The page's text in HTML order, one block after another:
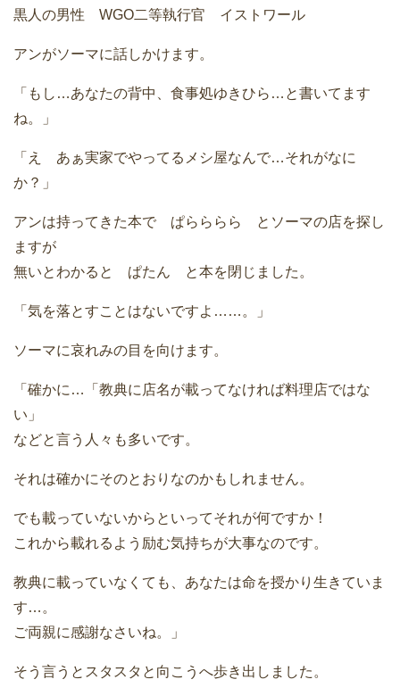
黒人の男性 WGO二等執行官 イストワール
アンがソーマに話しかけます。
「もし…あなたの背中、食事処ゆきひら…と書いてます
ね。」
「え あぁ実家でやってるメシ屋なんで…それがなに
か？」
アンは持ってきた本で ぱらららら とソーマの店を探し
ますが
無いとわかると ぱたん と本を閉じました。
「気を落とすことはないですよ……。」
ソーマに哀れみの目を向けます。
「確かに…「教典に店名が載ってなければ料理店ではな
い」
などと言う人々も多いです。
それは確かにそのとおりなのかもしれません。
でも載っていないからといってそれが何ですか！
これから載れるよう励む気持ちが大事なのです。
教典に載っていなくても、あなたは命を授かり生きていま
す…。
ご両親に感謝なさいね。」
そう言うとスタスタと向こうへ歩き出しました。